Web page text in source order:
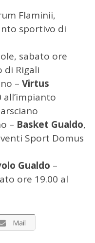
Flaminii,
sportivo di
sabato ore
di Rigali
– Virtus
all’impianto
– Basket Gualdo,
Sport Domus
Gualdo –
ore 19.00 al
Mail